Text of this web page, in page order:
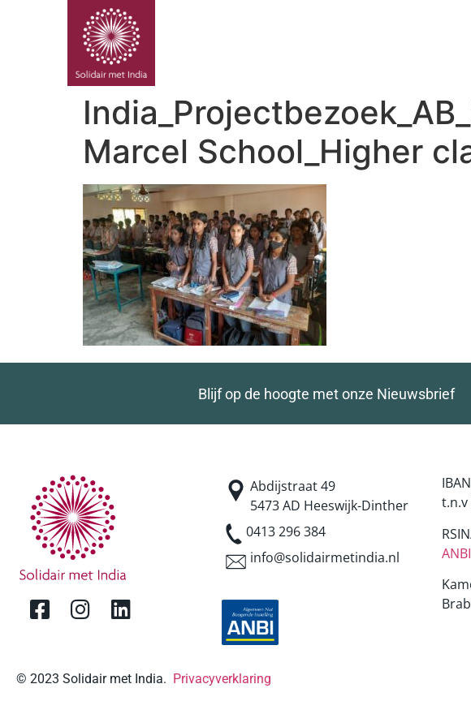
Marcel School_Higher
Blijf op de hoogte met onze Nieuwsbrief
Abdijstraat 49
5473 AD Heeswijk-Dinther
0413 296 384
info@solidairmetindia.nl
© 2023 Solidair met India. Privacyverklaring